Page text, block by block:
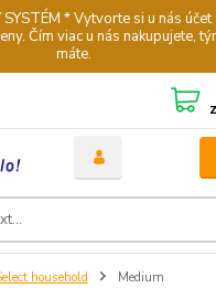
SYSTÉM * Vytvorte si u nás
Čím viac u nás nakupujete,
máte.
household Medium